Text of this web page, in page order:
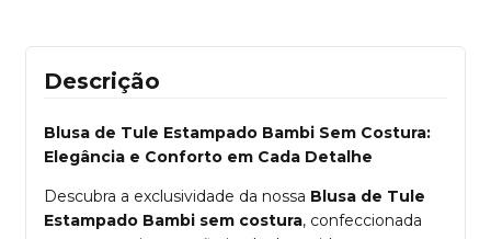
Descrição
Blusa de Tule Estampado Bambi Sem Costura:
Elegância e Conforto em Cada Detalhe
Descubra a exclusividade da nossa Blusa de Tule
Estampado Bambi sem costura, confeccionada